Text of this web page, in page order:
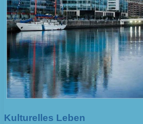
Kulturelles Leben